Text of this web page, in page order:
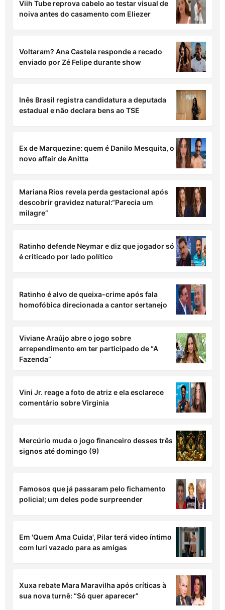
Viih Tube reprova cabelo ao testar visual de
noiva antes do casamento com Eliezer
Voltaram? Ana Castela responde a recado
enviado por Zé Felipe durante show
Inês Brasil registra candidatura a deputada
estadual e não declara bens ao TSE
Ex de Marquezine: quem é Danilo Mesquita, o
novo affair de Anitta
Mariana Rios revela perda gestacional após
descobrir gravidez natural:“Parecia um
milagre”
Ratinho defende Neymar e diz que jogador só
é criticado por lado político
Ratinho é alvo de queixa-crime após fala
homofóbica direcionada a cantor sertanejo
Viviane Araújo abre o jogo sobre
arrependimento em ter participado de “A
Fazenda”
Vini Jr. reage a foto de atriz e ela esclarece
comentário sobre Virginia
Mercúrio muda o jogo financeiro desses três
signos até domingo (9)
Famosos que já passaram pelo fichamento
policial; um deles pode surpreender
Em 'Quem Ama Cuida', Pilar terá video íntimo
com Iuri vazado para as amigas
Xuxa rebate Mara Maravilha após críticas à
sua nova turnê: “Só quer aparecer”